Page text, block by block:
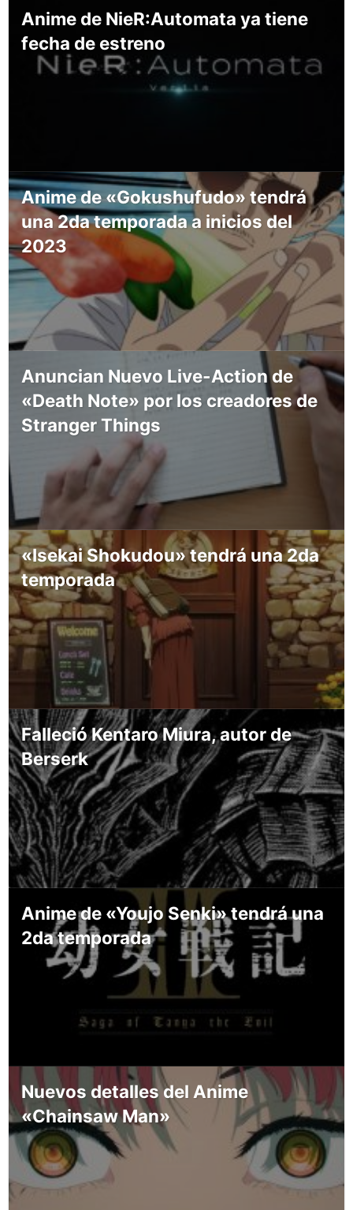
Anime de NieR:Automata ya tiene
fecha de estreno
Anime de «Gokushufudo» tendrá
una 2da temporada a inicios del
2023
Anuncian Nuevo Live-Action de
«Death Note» por los creadores de
Stranger Things
«Isekai Shokudou» tendrá una 2da
temporada
Falleció Kentaro Miura, autor de
Berserk
Anime de «Youjo Senki» tendrá una
2da temporada
Nuevos detalles del Anime
«Chainsaw Man»